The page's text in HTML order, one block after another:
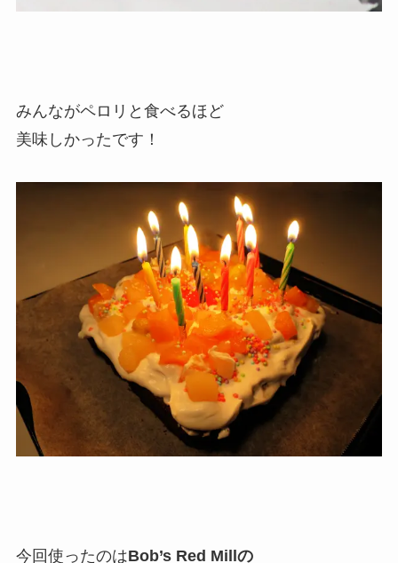
みんながペロリと食べるほど
美味しかったです！
今回使ったのはBob’s Red Millの